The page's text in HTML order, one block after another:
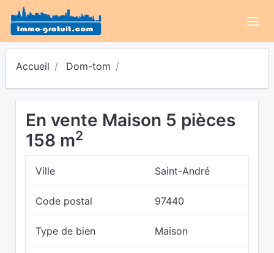
Accueil Dom-tom
En vente Maison 5 pièces
158 m2
Ville Saint-André
Code postal 97440
Type de bien Maison